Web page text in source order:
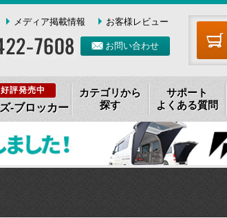
メディア掲載情報
お客様レビュー
お問い合わせ
好評発売中
-ブロッカー
カテゴリから
探す
サポート
よくある質問